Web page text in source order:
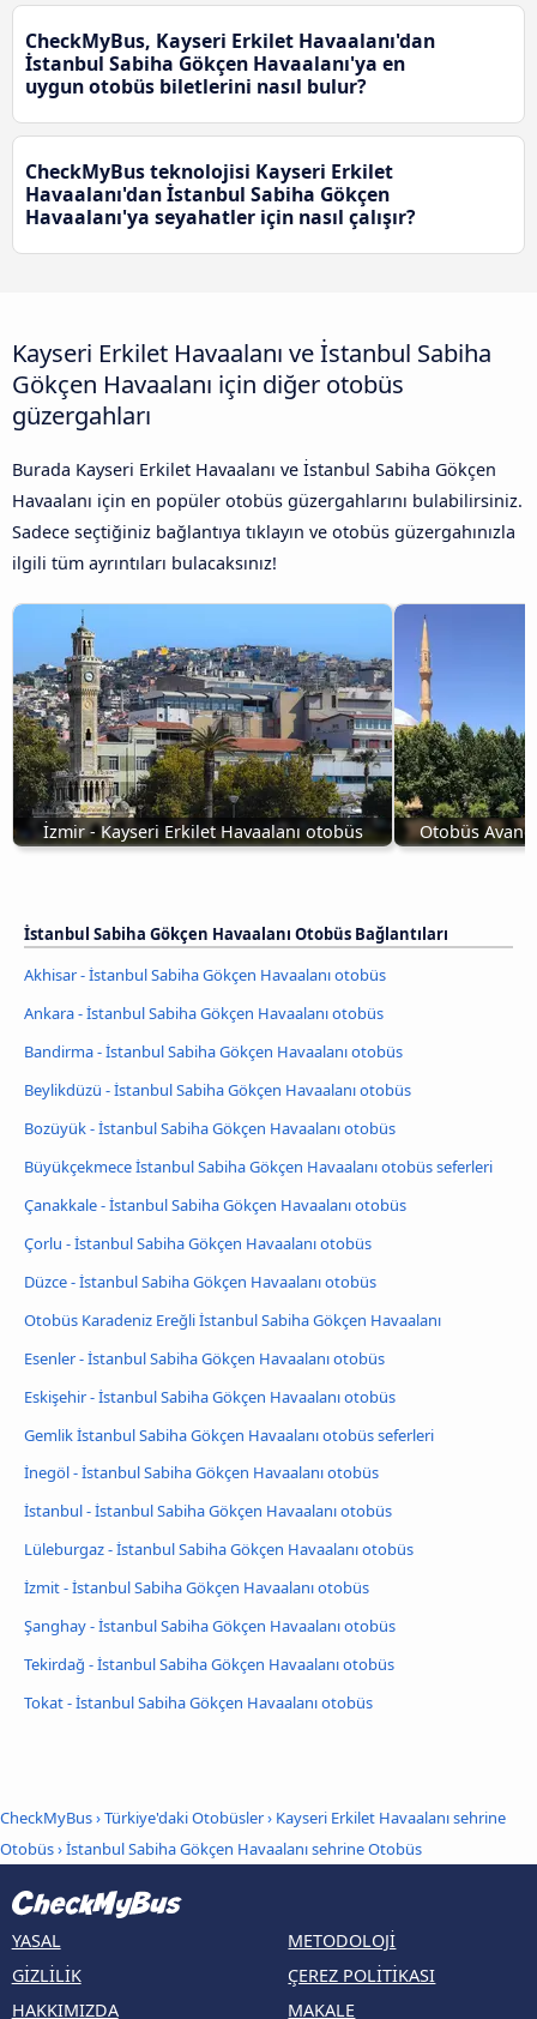
CheckMyBus, Kayseri Erkilet Havaalanı'dan
İstanbul Sabiha Gökçen Havaalanı'ya en
uygun otobüs biletlerini nasıl bulur?
CheckMyBus teknolojisi Kayseri Erkilet
Havaalanı'dan İstanbul Sabiha Gökçen
Havaalanı'ya seyahatler için nasıl çalışır?
Kayseri Erkilet Havaalanı ve İstanbul Sabiha
Gökçen Havaalanı için diğer otobüs
güzergahları
Burada Kayseri Erkilet Havaalanı ve İstanbul Sabiha Gökçen
Havaalanı için en popüler otobüs güzergahlarını bulabilirsiniz.
Sadece seçtiğiniz bağlantıya tıklayın ve otobüs güzergahınızla
ilgili tüm ayrıntıları bulacaksınız!
İzmir - Kayseri Erkilet Havaalanı otobüs Otobüs
İstanbul Sabiha Gökçen Havaalanı Otobüs Bağlantıları
Akhisar - İstanbul Sabiha Gökçen Havaalanı otobüs
Ankara - İstanbul Sabiha Gökçen Havaalanı otobüs
Bandirma - İstanbul Sabiha Gökçen Havaalanı otobüs
Beylikdüzü - İstanbul Sabiha Gökçen Havaalanı otobüs
Bozüyük - İstanbul Sabiha Gökçen Havaalanı otobüs
Büyükçekmece İstanbul Sabiha Gökçen Havaalanı otobüs seferleri
Çanakkale - İstanbul Sabiha Gökçen Havaalanı otobüs
Çorlu - İstanbul Sabiha Gökçen Havaalanı otobüs
Düzce - İstanbul Sabiha Gökçen Havaalanı otobüs
Otobüs Karadeniz Ereğli İstanbul Sabiha Gökçen Havaalanı
Esenler - İstanbul Sabiha Gökçen Havaalanı otobüs
Eskişehir - İstanbul Sabiha Gökçen Havaalanı otobüs
Gemlik İstanbul Sabiha Gökçen Havaalanı otobüs seferleri
İnegöl - İstanbul Sabiha Gökçen Havaalanı otobüs
İstanbul - İstanbul Sabiha Gökçen Havaalanı otobüs
Lüleburgaz - İstanbul Sabiha Gökçen Havaalanı otobüs
İzmit - İstanbul Sabiha Gökçen Havaalanı otobüs
Şanghay - İstanbul Sabiha Gökçen Havaalanı otobüs
Tekirdağ - İstanbul Sabiha Gökçen Havaalanı otobüs
Tokat - İstanbul Sabiha Gökçen Havaalanı otobüs
CheckMyBus›Türkiye'daki Otobüsler› Kayseri Erkilet Havaalanı sehrine
Otobüs›İstanbul Sabiha Gökçen Havaalanı sehrine Otobüs
YASAL
GIZLILIK
HAKKIMIZDA
METODOLOJI
ÇEREZ POLITIKASI
MAKALE